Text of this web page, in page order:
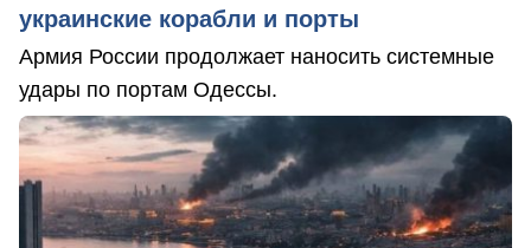
украинские корабли и порты
Армия России продолжает наносить системные
удары по портам Одессы.